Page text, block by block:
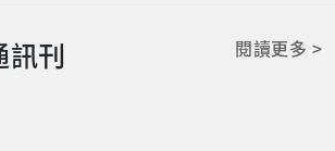
刊
閱讀更多 >